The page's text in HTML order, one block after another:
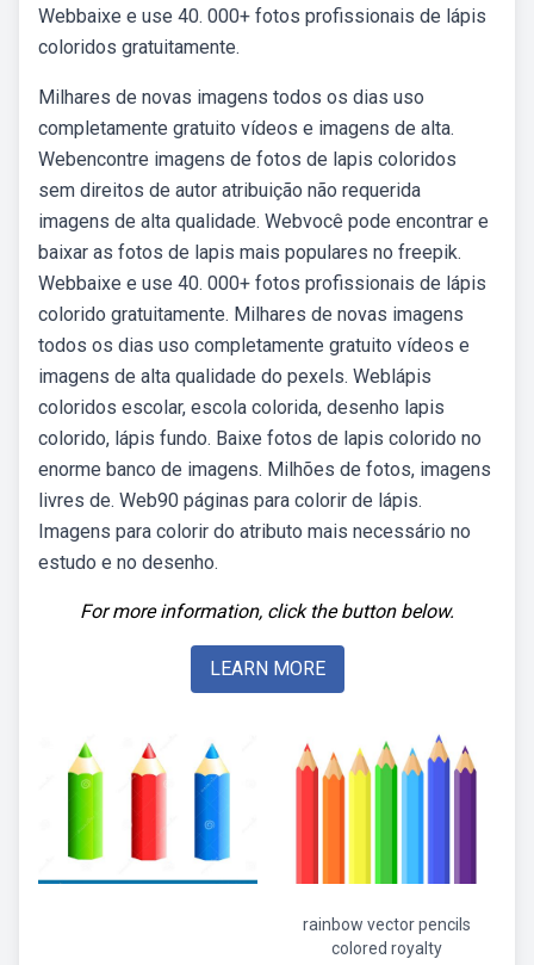
Webbaixe e use 40. 000+ fotos profissionais de lápis
coloridos gratuitamente.
Milhares de novas imagens todos os dias uso
completamente gratuito vídeos e imagens de alta.
Webencontre imagens de fotos de lapis coloridos
sem direitos de autor atribuição não requerida
imagens de alta qualidade. Webvocê pode encontrar e
baixar as fotos de lapis mais populares no freepik.
Webbaixe e use 40. 000+ fotos profissionais de lápis
colorido gratuitamente. Milhares de novas imagens
todos os dias uso completamente gratuito vídeos e
imagens de alta qualidade do pexels. Weblápis
coloridos escolar, escola colorida, desenho lapis
colorido, lápis fundo. Baixe fotos de lapis colorido no
enorme banco de imagens. Milhões de fotos, imagens
livres de. Web90 páginas para colorir de lápis.
Imagens para colorir do atributo mais necessário no
estudo e no desenho.
For more information, click the button below.
LEARN MORE
rainbow vector pencils
colored royalty